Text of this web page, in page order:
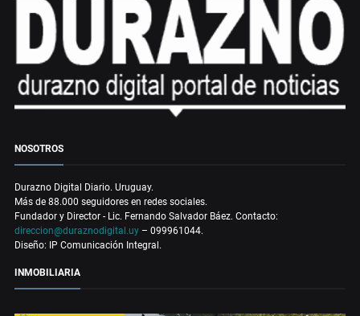
NOSOTROS
Durazno Digital Diario. Uruguay.
Más de 88.000 seguidores en redes sociales.
Fundador y Director - Lic. Fernando Salvador Báez. Contacto:
direccion@duraznodigital.uy – 099961044.
Diseño: IP Comunicación Integral.
INMOBILIARIA